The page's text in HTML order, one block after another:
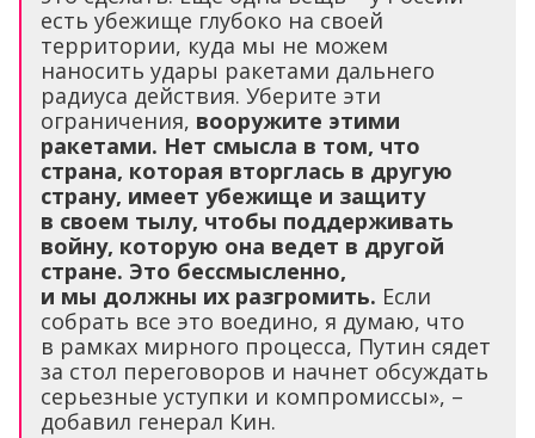
есть убежище глубоко на своей
территории, куда мы не можем
наносить удары ракетами дальнего
радиуса действия. Уберите эти
ограничения, вооружите этими
ракетами. Нет смысла в том, что
страна, которая вторглась в другую
страну, имеет убежище и защиту
в своем тылу, чтобы поддерживать
войну, которую она ведет в другой
стране. Это бессмысленно,
и мы должны их разгромить. Если
собрать все это воедино, я думаю, что
в рамках мирного процесса, Путин сядет
за стол переговоров и начнет обсуждать
серьезные уступки и компромиссы», –
добавил генерал Кин.